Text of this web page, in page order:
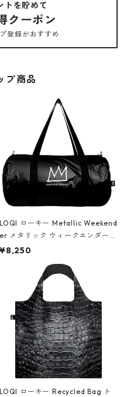
トを貯めて
クーポン
登録がおすすめ
プ商品
LOQI ローキー Metallic Weekend
er メタリック ウィークエンダー
ボストンバッグ ショルダーバッグ
Black ジャン=ミッシェル・バスキ
ア/クラウン ブラック
¥8,250
LOQI ローキー Recycled Bag ト